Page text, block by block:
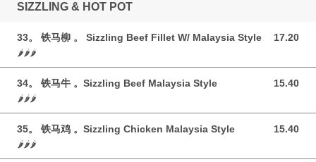
SIZZLING & HOT POT
33。 铁马柳 。 Sizzling Beef Fillet W/ Malaysia Style 17.20
17.20 GBP
🌶️🌶️🌶️
34。 铁马牛 。Sizzling Beef Malaysia Style 15.40
15.40 GBP
🌶️🌶️🌶️
35。 铁马鸡 。Sizzling Chicken Malaysia Style 15.40
15.40 GBP
🌶️🌶️🌶️